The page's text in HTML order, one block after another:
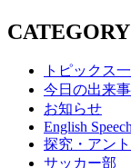
CATEGORY
トピックス
今日の出来事
お知らせ
English
探究・アン
サッカー部